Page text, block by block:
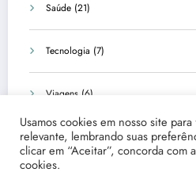
Saúde (21)
Tecnologia (7)
Viagens (6)
Usamos cookies em nosso site
relevante, lembrando suas
clicar em “Aceitar”, concorda com
cookies.